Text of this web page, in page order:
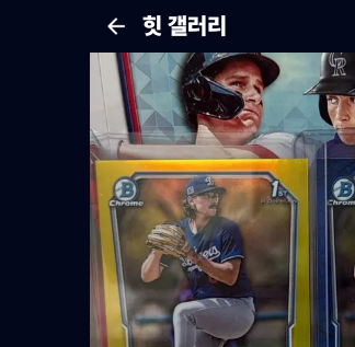
힛 갤러리